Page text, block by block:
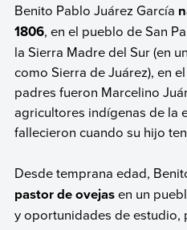
Benito Pablo Juárez García
1806, en el pueblo de San
la Sierra Madre del Sur (en
como Sierra de Juárez), en
padres fueron Marcelino
agricultores indígenas de la
fallecieron cuando su hijo
Desde temprana edad,
pastor de ovejasen un
y oportunidades de estudio,